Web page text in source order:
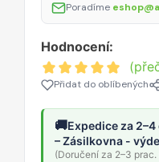
Poradíme
Hodnocení:
Přidat do oblíbených
🚚Expedice za
– Zásilkovna -
(Doručení za 2–3 prac.